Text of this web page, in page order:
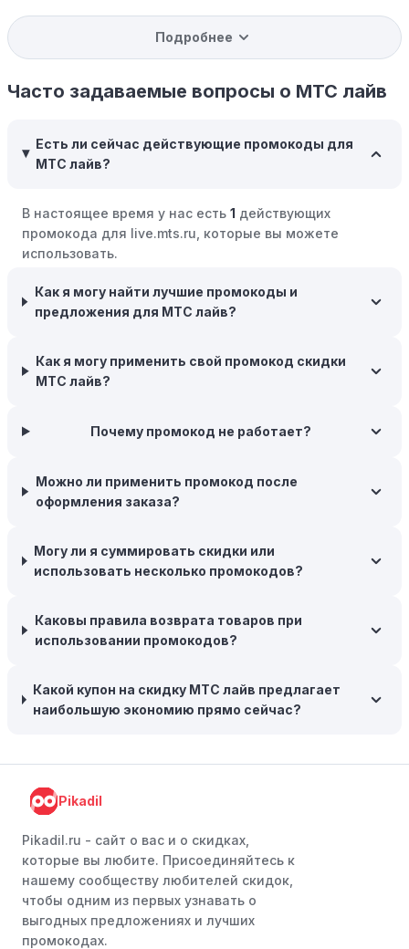
доступ к распродажам.
компании МТС лайв есть программы поощрения,
позволяющие зарабатывать баллы или cashback на
скидки или будущие покупки.
пятница" или сезонными акциями. В такие периоды
розничные компании часто предлагают значительные
скидки.
Бросьте корзину:Если Вы не торопитесь с покупкой,
добавьте товары в корзину и оставьте их на день или
вероятность того, что интернет-магазины, включая
МТС лайв, могут прислать вам код скидки, чтобы
Межсезонные покупки:Приобретайте товары во
складские запасы. Планируйте заранее и покупайте
товары на следующий сезон, когда они будут в
Возможность бесплатной доставки:Большинство
магазины предоставляют бесплатную доставку при
заказе на сумму, превышающую определенную,
нескольких товаром в одном заказе.
Следите за социальными сетями:
Instagram. Ритейлеры часто делятся со своими
акциями.
Программы лояльности:Присоединяйтесь к
программам лояльности, предлагаемым интернет-
магазинами, чтобы пользоваться такими
преимуществами, как скидки только для участников,
ранний доступ к распродажам или эксклюзивным
акциям.
Подробнее
Часто задаваемые вопросы о МТС лайв
Есть ли сейчас действующие промокоды для
МТС лайв?
В настоящее время у нас есть 1 действующих
промокода для live.mts.ru, которые вы можете
использовать.
Как я могу найти лучшие промокоды и
предложения для МТС лайв?
Как я могу применить свой промокод скидки
МТС лайв?
Почему промокод не работает?
Можно ли применить промокод после
оформления заказа?
Могу ли я суммировать скидки или
использовать несколько промокодов?
Каковы правила возврата товаров при
использовании промокодов?
Какой купон на скидку МТС лайв предлагает
наибольшую экономию прямо сейчас?
Pikadil
Pikadil.ru - cайт о вас и о скидках,
которые вы любите. Присоединяйтесь к
нашему сообществу любителей скидок,
чтобы одним из первых узнавать о
выгодных предложениях и лучших
промокодах.